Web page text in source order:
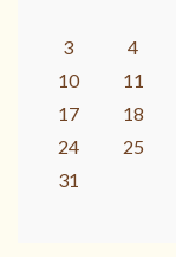
3
4
10
11
17
18
24
25
31